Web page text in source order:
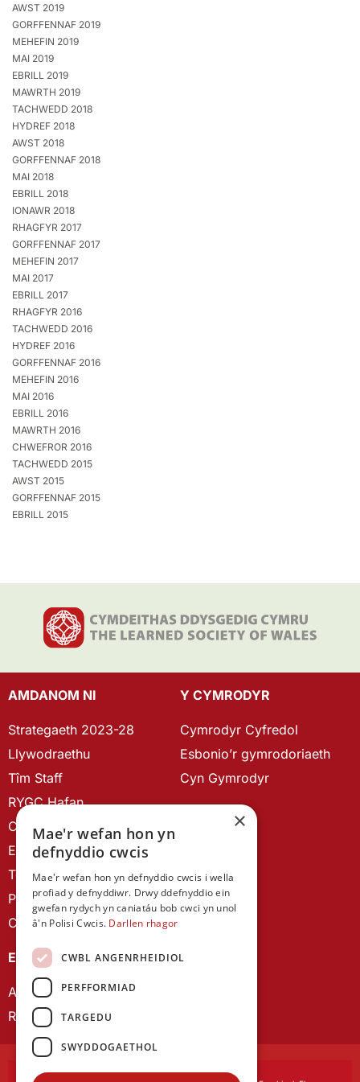
AWST 2019
GORFFENNAF 2019
MEHEFIN 2019
MAI 2019
EBRILL 2019
MAWRTH 2019
TACHWEDD 2018
HYDREF 2018
AWST 2018
GORFFENNAF 2018
MAI 2018
EBRILL 2018
IONAWR 2018
RHAGFYR 2017
GORFFENNAF 2017
MEHEFIN 2017
MAI 2017
EBRILL 2017
RHAGFYR 2016
TACHWEDD 2016
HYDREF 2016
GORFFENNAF 2016
MEHEFIN 2016
MAI 2016
EBRILL 2016
MAWRTH 2016
CHWEFROR 2016
TACHWEDD 2015
AWST 2015
GORFFENNAF 2015
EBRILL 2015
AMDANOM NI
Strategaeth 2023-28
Llywodraethu
Tîm Staff
RYGC Hafan
Canllawiau brandio
Ein Hanes
Telerau ac Amodau
Polisi Preifatrwydd
Cysylltu â ni
Y CYMRODYR
Cymrodyr Cyfredol
Esbonio’r gymrodoriaeth
Cyn Gymrodyr
EIN CYHOEDDIADAU
Astudiaethau Cymreig
Rhwydwaith Ymchwil Gyrfa Cynnar
×
Mae'r wefan hon yn
defnyddio cwcis
Mae'r wefan hon yn defnyddio cwcis i wella
profiad y defnyddiwr. Drwy ddefnyddio ein
gwefan rydych yn caniatáu bob cwci yn unol
â'n Polisi Cwcis. Darllen rhagor
CWBL ANGENRHEIDIOL
PERFFORMIAD
TARGEDU
SWYDDOGAETHOL